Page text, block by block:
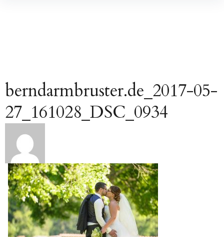
berndarmbruster.de_2017-05-
27_161028_DSC_0934